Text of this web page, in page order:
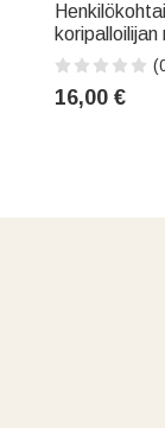
kynäkotelo,
koripallon
16,00 €